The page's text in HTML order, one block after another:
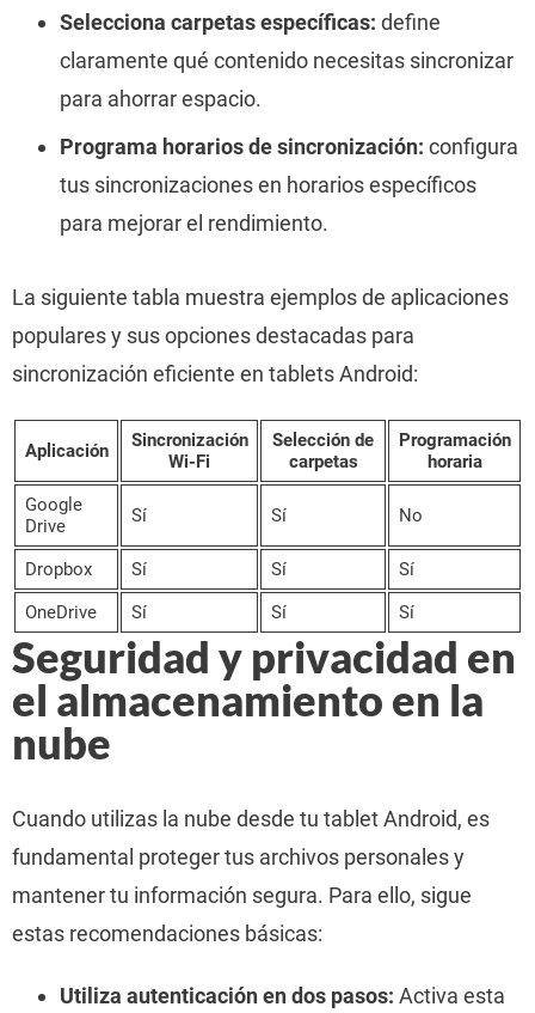
Selecciona carpetas específicas: define
claramente qué contenido necesitas sincronizar
para ahorrar espacio.
Programa horarios de sincronización: configura
tus sincronizaciones en horarios específicos
para mejorar el rendimiento.
La siguiente tabla muestra ejemplos de aplicaciones
populares y sus opciones destacadas para
sincronización eficiente en tablets Android:
Aplicación
Sincronización
Wi-Fi
Selección de
carpetas
Programación
horaria
Google
Drive
Sí Sí No
Dropbox Sí Sí
Sí
OneDrive
Sí Sí Sí
Seguridad y privacidad en
el almacenamiento en la
nube
Cuando utilizas la nube desde tu tablet Android, es
fundamental proteger tus archivos personales y
mantener tu información segura. Para ello, sigue
estas recomendaciones básicas:
Utiliza autenticación en dos pasos: Activa esta